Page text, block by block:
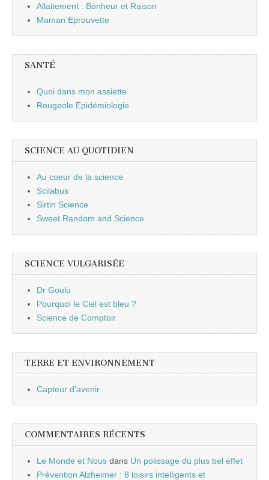
Allaitement : Bonheur et Raison
Maman Eprouvette
SANTÉ
Quoi dans mon assiette
Rougeole Epidémiologie
SCIENCE AU QUOTIDIEN
Au coeur de la science
Scilabus
Sirtin Science
Sweet Random and Science
SCIENCE VULGARISÉE
Dr Goulu
Pourquoi le Ciel est bleu ?
Science de Comptoir
TERRE ET ENVIRONNEMENT
Capteur d'avenir
COMMENTAIRES RÉCENTS
Le Monde et Nous dans Un polissage du plus bel effet
Prévention Alzheimer : 8 loisirs intelligents et